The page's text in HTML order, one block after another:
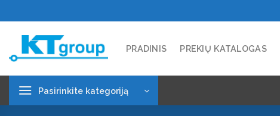
to
content
PRADINIS PREKIŲ KATALOGAS
Pasirinkite kategoriją